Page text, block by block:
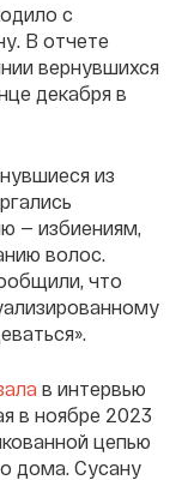
с
В отчете
вернувшихся
декабря в
из
— избиениям,
волос.
что
в интервью
в ноябре 2023
цепью
дома. Сусану